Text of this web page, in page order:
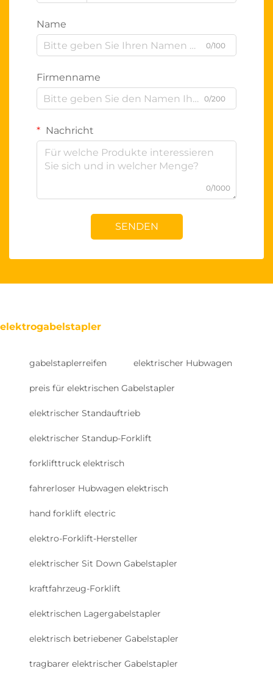
Name
0/100
Firmenname
0/200
Nachricht
0/1000
SENDEN
elektrogabelstapler
gabelstaplerreifen elektrischer Hubwagen
preis für elektrischen Gabelstapler
elektrischer Standauftrieb
elektrischer Standup-Forklift
forklifttruck elektrisch
fahrerloser Hubwagen elektrisch
hand forklift electric
elektro-Forklift-Hersteller
elektrischer Sit Down Gabelstapler
kraftfahrzeug-Forklift
elektrischen Lagergabelstapler
elektrisch betriebener Gabelstapler
tragbarer elektrischer Gabelstapler